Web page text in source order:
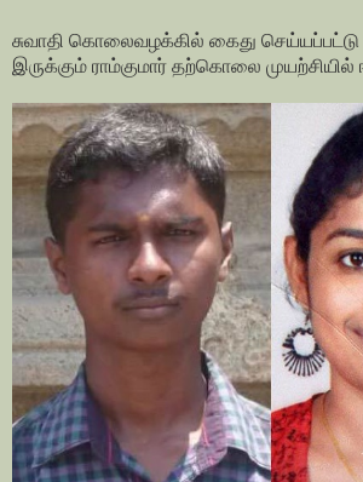
சுவாதி கொலைவழக்கில் கைது செய்யப்பட்டு
இருக்கும் ராம்குமார் தற்கொலை முயற்சியில்